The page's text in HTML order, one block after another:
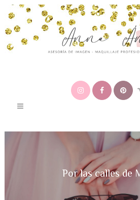
Por las calles de